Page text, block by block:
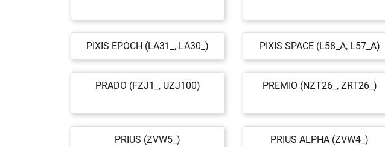
PIXIS EPOCH (LA31_, LA30_) PIXIS SPACE (L58_A, L57_A)
PRADO (FZJ1_, UZJ100) PREMIO (NZT26_, ZRT26_)
PRIUS (ZVW5_) PRIUS ALPHA (ZVW4_)